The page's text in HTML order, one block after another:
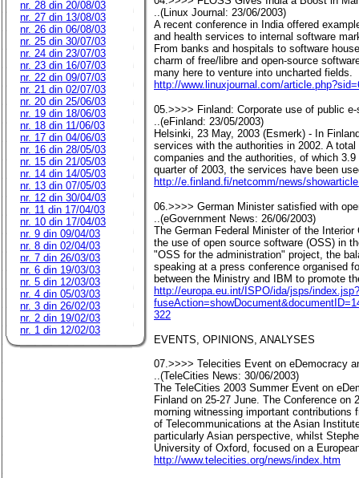
nr. 28 din 20/08/03
nr. 27 din 13/08/03
nr. 26 din 06/08/03
nr. 25 din 30/07/03
nr. 24 din 23/07/03
nr. 23 din 16/07/03
nr. 22 din 09/07/03
nr. 21 din 02/07/03
nr. 20 din 25/06/03
nr. 19 din 18/06/03
nr. 18 din 11/06/03
nr. 17 din 04/06/03
nr. 16 din 28/05/03
nr. 15 din 21/05/03
nr. 14 din 14/05/03
nr. 13 din 07/05/03
nr. 12 din 30/04/03
nr. 11 din 17/04/03
nr. 10 din 17/04/03
nr. 9 din 09/04/03
nr. 8 din 02/04/03
nr. 7 din 26/03/03
nr. 6 din 19/03/03
nr. 5 din 12/03/03
nr. 4 din 05/03/03
nr. 3 din 26/02/03
nr. 2 din 19/02/03
nr. 1 din 12/02/03
..(Linux Journal: 23/06/2003)
A recent conference in India offered
and health services to internal software
From banks and hospitals to software
charm of free/libre and open-source
many here to venture into uncharted fields.
http://www.linuxjournal.com/
05.>>>> Finland: Corporate use of public
..(eFinland: 23/05/2003)
Helsinki, 23 May, 2003 (Esmerk) - In
services with the authorities in 2002. A
companies and the authorities, of which
quarter of 2003, the services have been
http://e.finland.fi/netcomm/news/
06.>>>> German Minister satisfied with
..(eGovernment News: 26/06/2003)
The German Federal Minister of the
the use of open source software (OSS) in
"OSS for the administration" project, the
speaking at a press conference organised
between the Ministry and IBM to promote
http://europa.eu.int/ISPO/ida/jsps/index.jsp?
322
EVENTS, OPINIONS, ANALYSES
07.>>>> Telecities Event on eDemocracy
..(TeleCities News: 30/06/2003)
The TeleCities 2003 Summer Event on
Finland on 25-27 June. The Conference
morning witnessing important
of Telecommunications at the Asian
particularly Asian perspective, whilst
University of Oxford, focused on a
http://www.telecities.org/news/index.htm